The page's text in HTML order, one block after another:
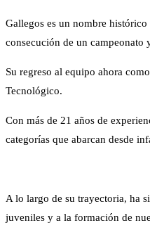
Gallegos es un nombre
consecución de un campeonato
Su regreso al equipo ahora
Tecnológico.
Con más de 21 años de
categorías que abarcan desde
A lo largo de su trayectoria, ha
juveniles y a la formación de